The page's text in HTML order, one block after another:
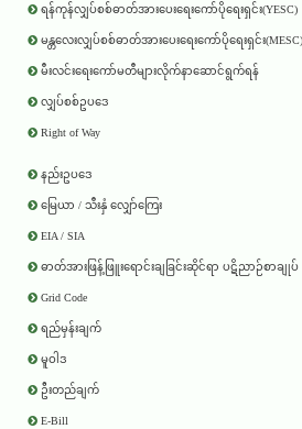
ရန်ကုန်လျှပ်စစ်ဓာတ်အားပေးရေးကော်ပိုရေးရှင်း(YESC)
မန္တလေးလျှပ်စစ်ဓာတ်အားပေးရေးကော်ပိုရေးရှင်း(MESC)
မီးလင်းရေးကော်မတီများလိုက်နာဆောင်ရွက်ရန်
လျှပ်စစ်ဥပဒေ
Right of Way
နည်းဥပဒေ
မြေယာ / သီးနှံ လျှော်ကြေး
EIA / SIA
ဓာတ်အားဖြန့်ဖြူးရောင်းချခြင်းဆိုင်ရာ ပဋိညာဉ်စာချုပ်
Grid Code
ရည်မှန်းချက်
မူဝါဒ
ဦးတည်ချက်
E-Bill